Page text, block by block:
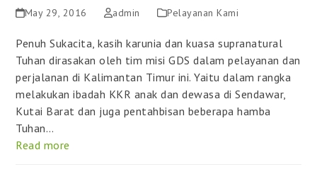
May 29, 2016 admin Pelayanan Kami
Penuh Sukacita, kasih karunia dan kuasa supranatural
Tuhan dirasakan oleh tim misi GDS dalam pelayanan dan
perjalanan di Kalimantan Timur ini. Yaitu dalam rangka
melakukan ibadah KKR anak dan dewasa di Sendawar,
Kutai Barat dan juga pentahbisan beberapa hamba
Tuhan…
Read more